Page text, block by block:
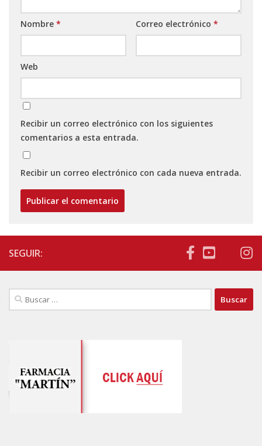
Nombre * Correo electrónico *
Web
Recibir un correo electrónico con los siguientes
comentarios a esta entrada.
Recibir un correo electrónico con cada nueva entrada.
SEGUIR:
Buscar: